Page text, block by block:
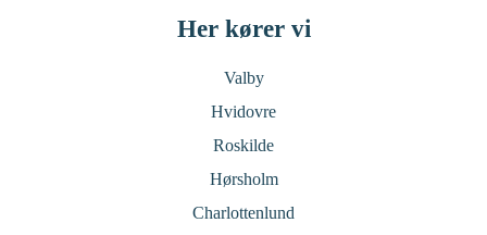
Her kører vi
Valby
Hvidovre
Roskilde
Hørsholm
Charlottenlund